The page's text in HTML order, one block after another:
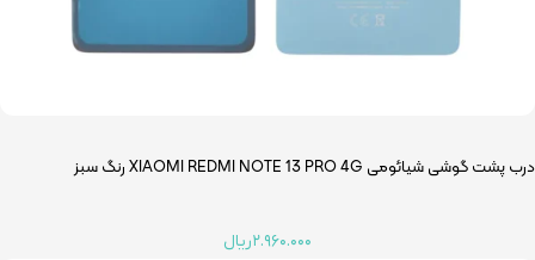
درب پشت گوشی شیائومی XIAOMI REDMI NOTE 13 PRO 4G رنگ سبز
۲.۹۶۰.۰۰۰ریال